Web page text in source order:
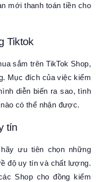
mới thanh toán tiền cho
Tiktok
sắm trên TikTok Shop,
Mục đích của việc kiểm
diễn biến ra sao, tình
có thể nhận được.
tín
ưu tiên chọn những
độ uy tín và chất lượng.
Shop cho đồng kiểm